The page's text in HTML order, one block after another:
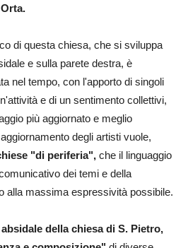
di questa chiesa, che si sviluppa
e sulla parete destra, è
nel tempo, con l'apporto di singoli
e di un sentimento collettivi,
più aggiornato e meglio
degli artisti vuole,
"di periferia", che il linguaggio
dei temi e della
alla massima espressività possibile.
della chiesa di S. Pietro,